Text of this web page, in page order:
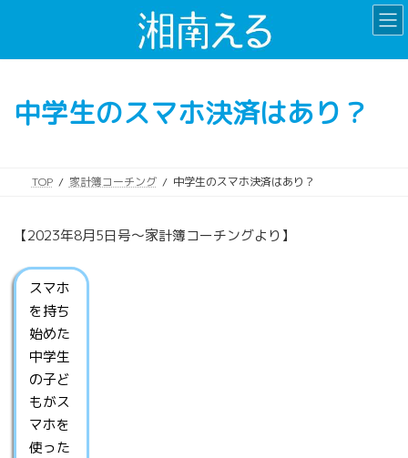
中学生のスマホ決済はあり？
TOP 家計簿コーチング 中学生のスマホ決済はあり？
【2023年8月5日号〜家計簿コーチングより】
スマホ
を持ち
始めた
中学生
の子ど
もがス
マホを
使った